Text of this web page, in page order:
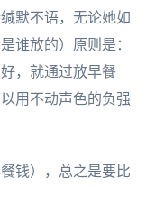
默不语，无论她如
谁放的）原则是：
，就通过放早餐
用不动声色的负强
钱），总之是要比